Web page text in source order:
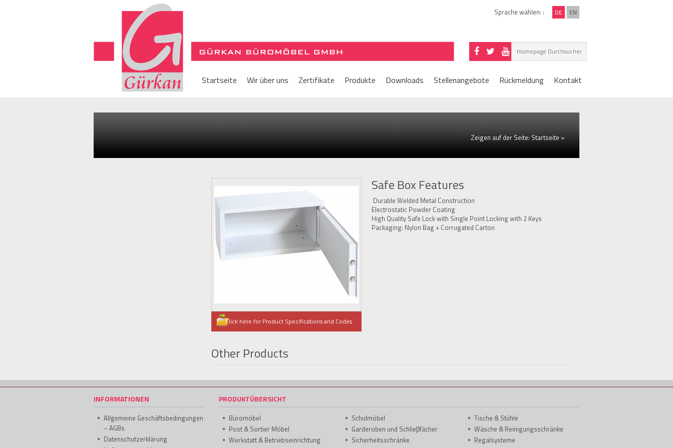
Sprache wählen: : DE EN
Startseite Wir über uns Zertifikate Produkte Downloads Stellenangebote Rückmeldung Kontakt
Zeigen auf der Seite: Startseite »
Click here for Product Specifications and Codes
Safe Box Features
Durable Welded Metal Construction
Electrostatic Powder Coating
High Quality Safe Lock with Single Point Locking with 2 Keys
Packaging: Nylon Bag + Corrugated Carton
Other Products
INFORMATIONEN
Allgemeine Geschäftsbedingungen
– AGBs
Datenschutzerklärung
PRODUKTÜBERSICHT
Büromöbel Schulmöbel
Tische & Stühle
Post & Sortier Möbel
Garderoben und Schlieβfächer
Wäsche & Reinigungsschränke
Werkstatt & Betriebseinrichtung
Sicherheitsschränke
Regalsysteme